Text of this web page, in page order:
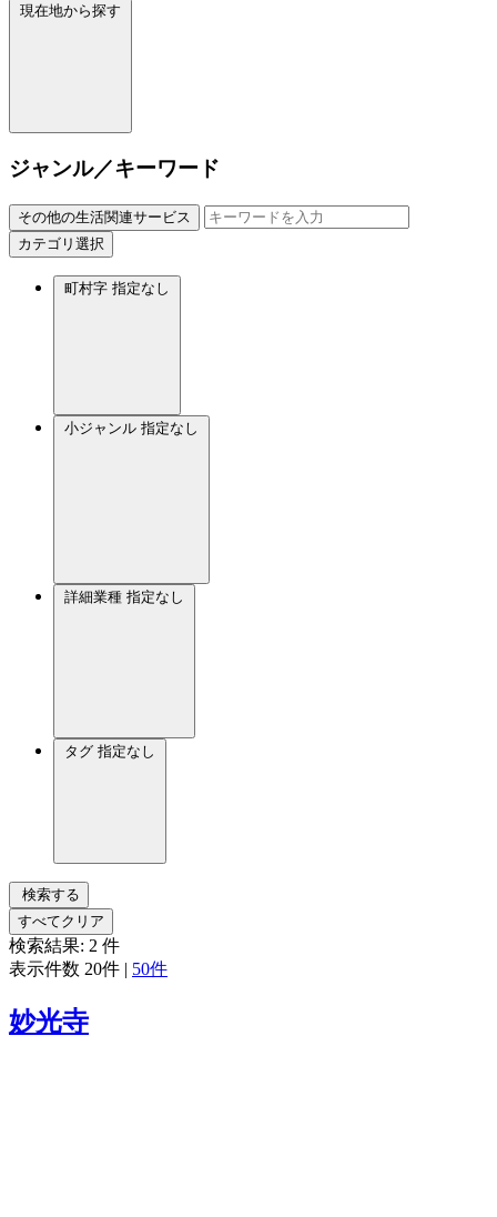
現在地から探す
ジャンル／キーワード
その他の生活関連サービス
カテゴリ選択
町村字 指定なし
小ジャンル 指定なし
詳細業種 指定なし
タグ 指定なし
検索する
すべてクリア
検索結果: 2 件
表示件数 20件 | 50件
妙光寺